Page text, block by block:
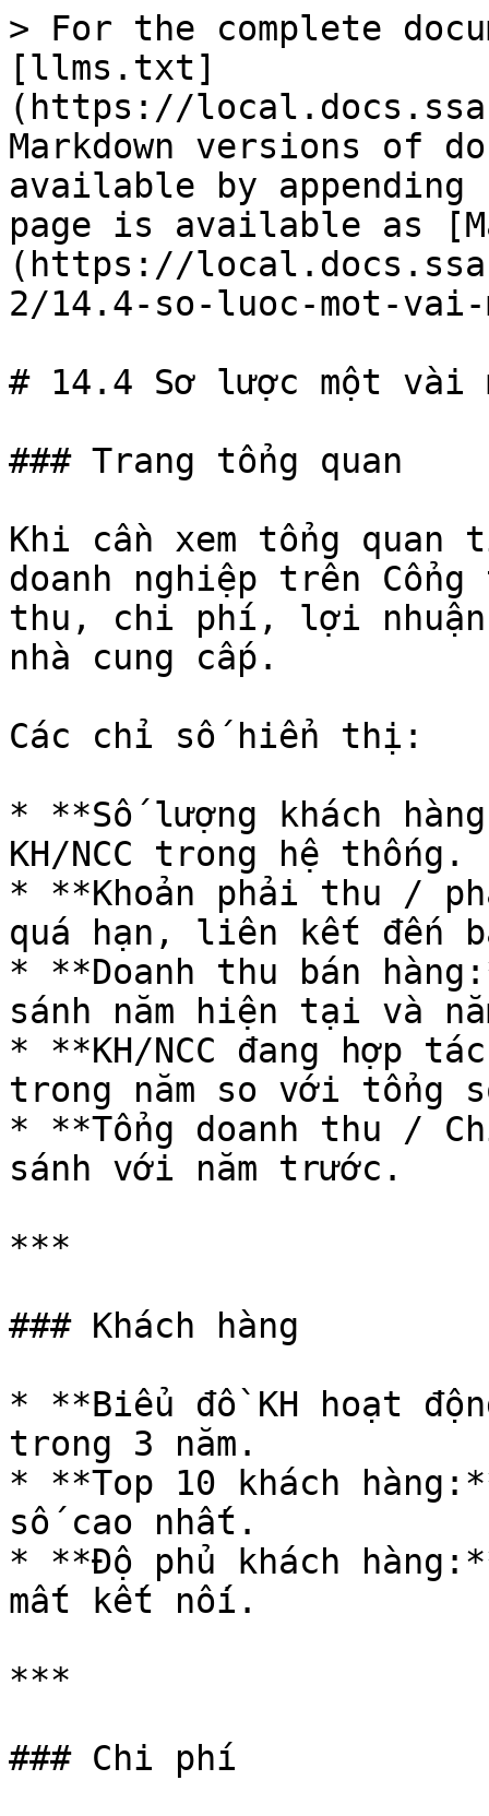
> For the complete
[llms.txt]
(https://
Markdown versions of
available by
page is available as
(https://
2/14.4-so-luoc-mot-vai-
# 14.4 Sơ lược một vài
### Trang tổng quan
Khi cần xem tổng quan
doanh nghiệp trên
thu, chi phí, lợi nhuận,
nhà cung cấp.
Các chỉ số hiển thị:
* **Số lượng khách
KH/NCC trong hệ thống.
* **Khoản phải thu /
quá hạn, liên kết đến
* **Doanh thu bán
sánh năm hiện tại và
* **KH/NCC đang hợp
trong năm so với tổng
* **Tổng doanh thu /
sánh với năm trước.
***
### Khách hàng
* **Biểu đồ KH hoạt
trong 3 năm.
* **Top 10 khách
số cao nhất.
* **Độ phủ khách
mất kết nối.
***
### Chi phí